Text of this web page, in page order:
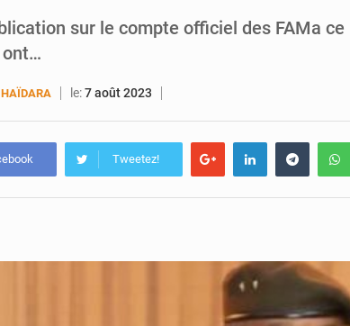
sur le compte officiel des FAMa
ont…
le:7 août 2023
Tweetez!